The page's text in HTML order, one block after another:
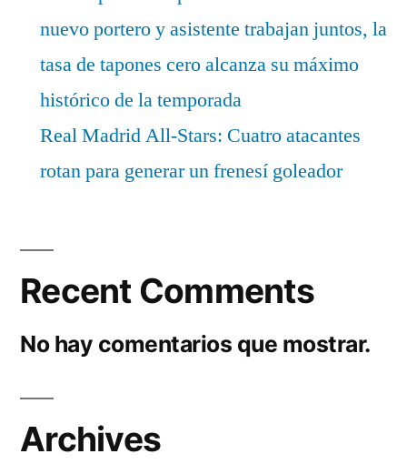
nuevo portero y asistente trabajan juntos, la
tasa de tapones cero alcanza su máximo
histórico de la temporada
Real Madrid All-Stars: Cuatro atacantes
rotan para generar un frenesí goleador
Recent Comments
No hay comentarios que mostrar.
Archives